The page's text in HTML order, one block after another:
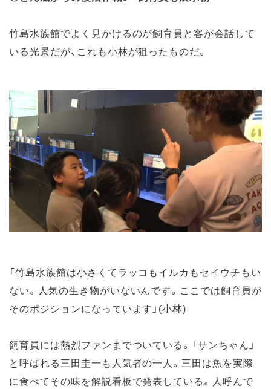
竹島水族館でよく見かけるのが飼育員と客が会話して
いる光景だが、これも小林が狙ったものだ。
「竹島水族館は小さくてラッコもイルカもセイウチもい
ない。人気の生き物がいないんです。ここでは飼育員が
そのポジションになっています」(小林)
飼育員には熱烈ファンまでついている。「サンちゃん」
と呼ばれる三田圭一も人気者の一人。三田は魚を実際
に食べてその味を解説看板で発表している。人呼んで